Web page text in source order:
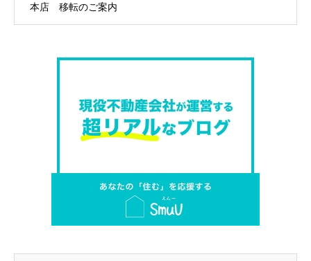
本店 移転のご案内